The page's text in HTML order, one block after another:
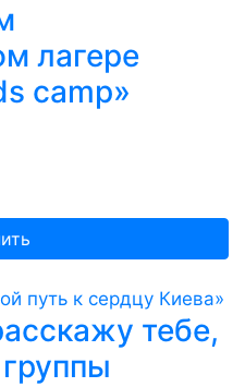
лагере
camp»
путь к сердцу Киева»
тебе,